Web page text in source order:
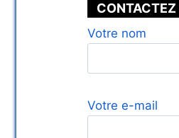
Votre nom
Votre e-mail